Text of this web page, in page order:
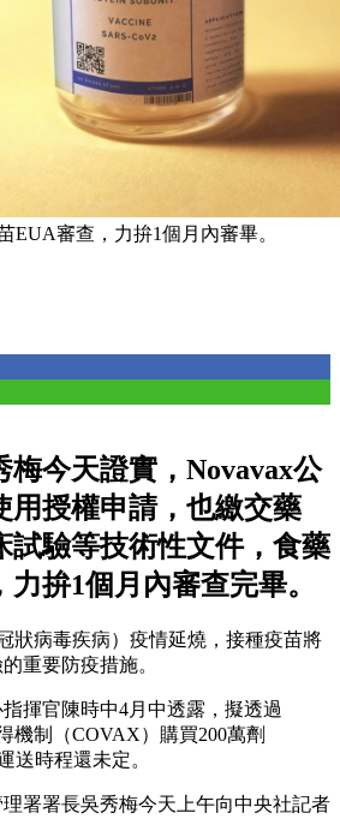
EUA審查，力拚1個月內審畢。
梅今天證實，Novavax公
用授權申請，也繳交藥
試驗等技術性文件，食藥
拚1個月內審查完畢。
狀病毒疾病）疫情延燒，接種疫苗將
重要防疫措施。
揮官陳時中4月中透露，擬透過
機制（COVAX）購買200萬劑
送時程還未定。
署署長吳秀梅今天上午向中央社記者